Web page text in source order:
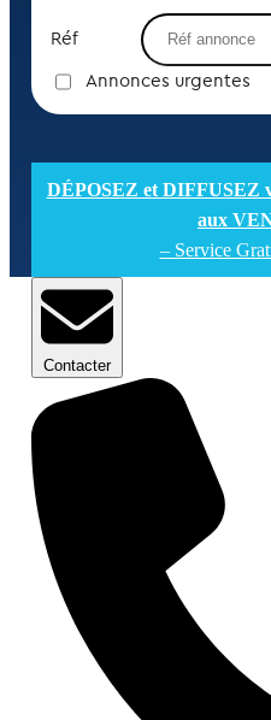
Réf
Annonces urgentes
DÉPOSEZ et DIFFUSEZ
aux
– Service
Contacter